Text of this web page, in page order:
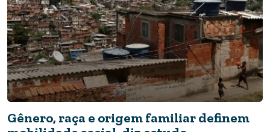
Gênero, raça e origem familiar definem